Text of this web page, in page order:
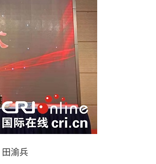
渝兵